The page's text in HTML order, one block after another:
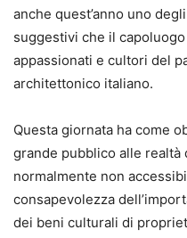
anche quest’anno uno
suggestivi che il
appassionati e cultori del
architettonico italiano.
Questa giornata ha come
grande pubblico alle
normalmente non
consapevolezza
dei beni culturali di